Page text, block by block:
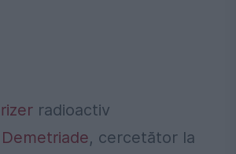
radioactiv
, cercetător la